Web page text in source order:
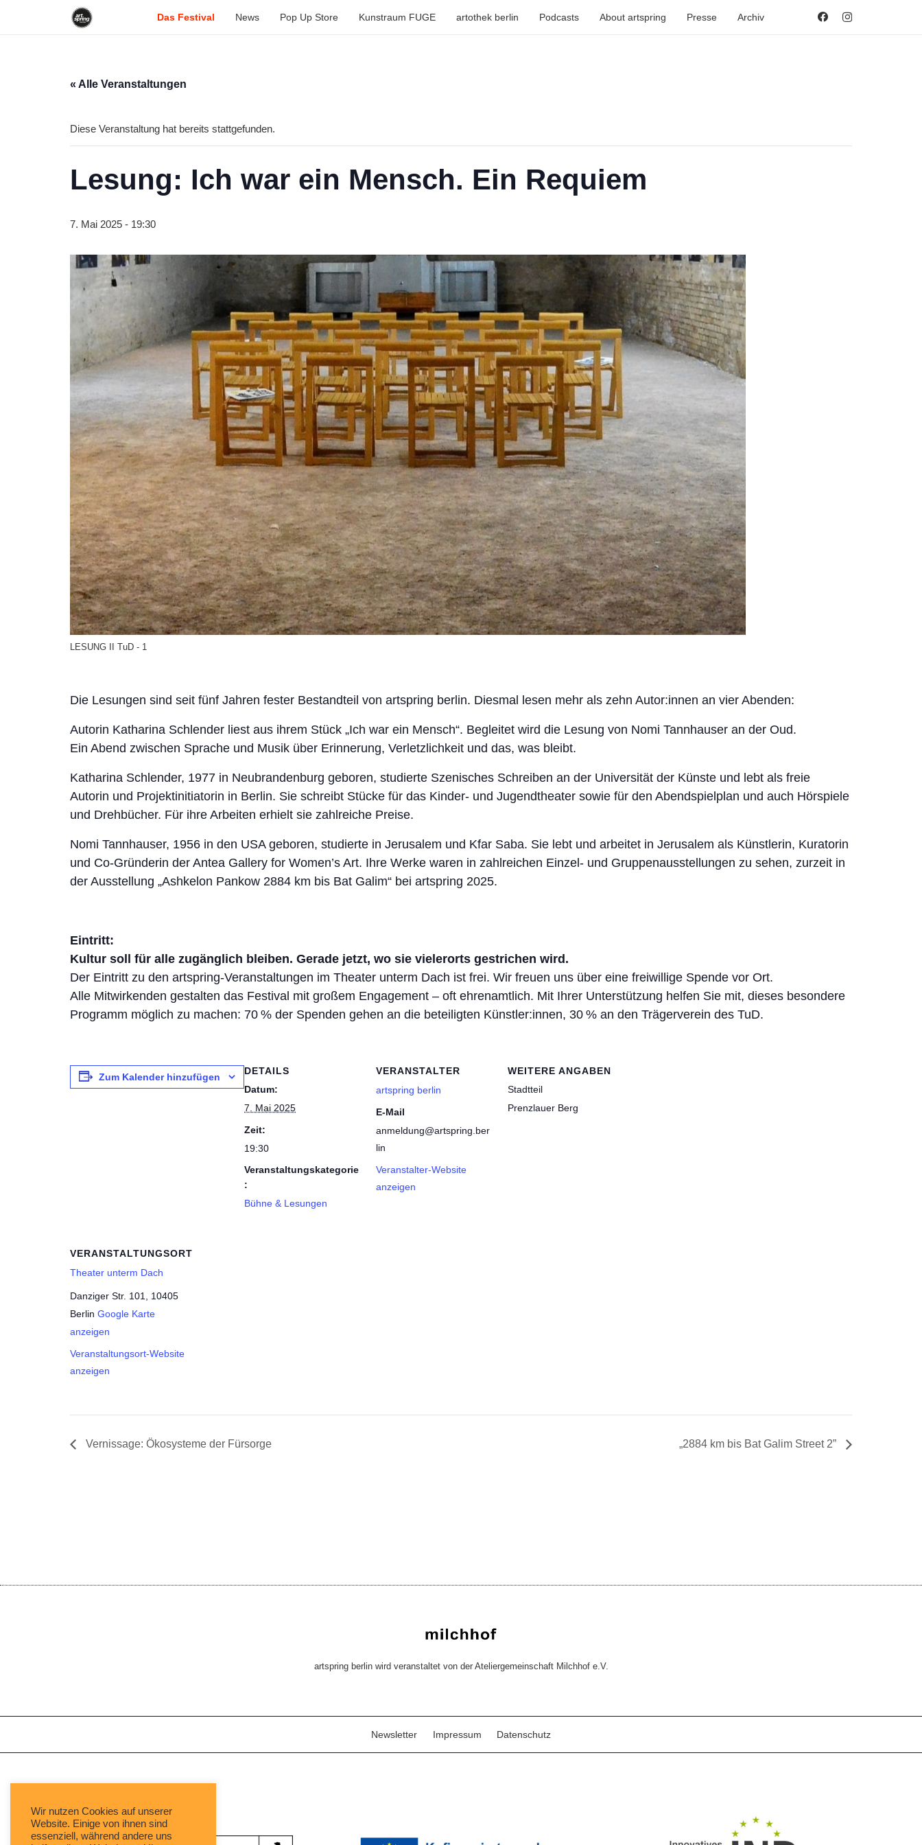
Das Festival News Pop Up Store Kunstraum FUGE artothek berlin Podcasts About artspring Presse Archiv
« Alle Veranstaltungen
Diese Veranstaltung hat bereits stattgefunden.
Lesung: Ich war ein Mensch. Ein Requiem
7. Mai 2025 - 19:30
LESUNG II TuD - 1
Die Lesungen sind seit fünf Jahren fester Bestandteil von artspring berlin. Diesmal lesen mehr als zehn Autor:innen an vier Abenden:
Autorin Katharina Schlender liest aus ihrem Stück „Ich war ein Mensch“. Begleitet wird die Lesung von Nomi Tannhauser an der Oud.
Ein Abend zwischen Sprache und Musik über Erinnerung, Verletzlichkeit und das, was bleibt.
Katharina Schlender, 1977 in Neubrandenburg geboren, studierte Szenisches Schreiben an der Universität der Künste und lebt als freie
Autorin und Projektinitiatorin in Berlin. Sie schreibt Stücke für das Kinder- und Jugendtheater sowie für den Abendspielplan und auch Hörspiele
und Drehbücher. Für ihre Arbeiten erhielt sie zahlreiche Preise.
Nomi Tannhauser, 1956 in den USA geboren, studierte in Jerusalem und Kfar Saba. Sie lebt und arbeitet in Jerusalem als Künstlerin, Kuratorin
und Co-Gründerin der Antea Gallery for Women’s Art. Ihre Werke waren in zahlreichen Einzel- und Gruppenausstellungen zu sehen, zurzeit in
der Ausstellung „Ashkelon Pankow 2884 km bis Bat Galim“ bei artspring 2025.
Eintritt:
Kultur soll für alle zugänglich bleiben. Gerade jetzt, wo sie vielerorts gestrichen wird.
Der Eintritt zu den artspring-Veranstaltungen im Theater unterm Dach ist frei. Wir freuen uns über eine freiwillige Spende vor Ort.
Alle Mitwirkenden gestalten das Festival mit großem Engagement – oft ehrenamtlich. Mit Ihrer Unterstützung helfen Sie mit, dieses besondere
Programm möglich zu machen: 70 % der Spenden gehen an die beteiligten Künstler:innen, 30 % an den Trägerverein des TuD.
Zum Kalender hinzufügen
DETAILS
Datum:
7. Mai 2025
Zeit:
19:30
Veranstaltungskategorie
:
Bühne & Lesungen
VERANSTALTER
artspring berlin
E-Mail
anmeldung@artspring.ber
lin
Veranstalter-Website
anzeigen
WEITERE ANGABEN
Stadtteil
Prenzlauer Berg
VERANSTALTUNGSORT
Theater unterm Dach
Danziger Str. 101, 10405
Berlin Google Karte
anzeigen
Veranstaltungsort-Website
anzeigen
Vernissage: Ökosysteme der Fürsorge „2884 km bis Bat Galim Street 2”
artspring berlin wird veranstaltet von der Ateliergemeinschaft Milchhof e.V.
Newsletter Impressum Datenschutz
Wir nutzen Cookies auf unserer
Website. Einige von ihnen sind
essenziell, während andere uns